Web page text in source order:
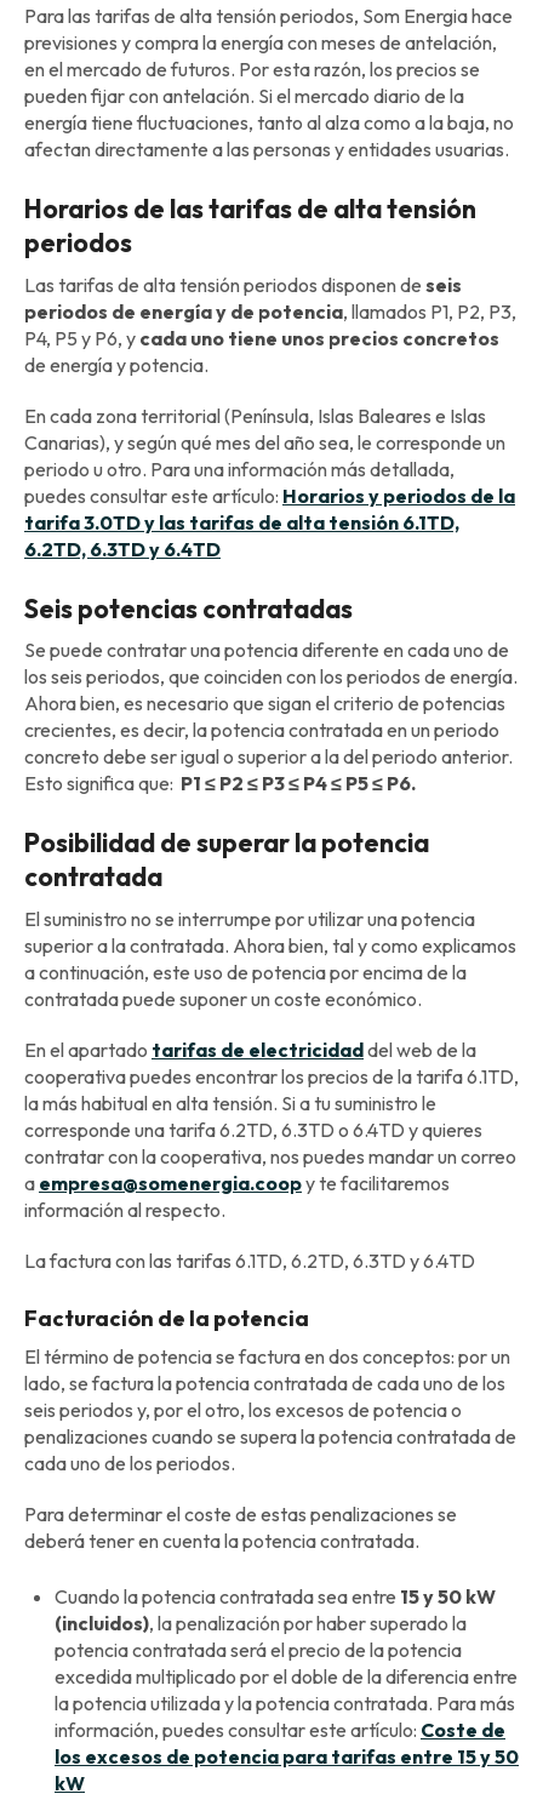
Para las tarifas de alta tensión periodos, Som Energia hace
previsiones y compra la energía con meses de antelación,
en el mercado de futuros. Por esta razón, los precios se
pueden fijar con antelación. Si el mercado diario de la
energía tiene fluctuaciones, tanto al alza como a la baja, no
afectan directamente a las personas y entidades usuarias.
Horarios de las tarifas de alta tensión
periodos
Las tarifas de alta tensión periodos disponen de seis
periodos de energía y de potencia, llamados P1, P2, P3,
P4, P5 y P6, y cada uno tiene unos precios concretos
de energía y potencia.
En cada zona territorial (Península, Islas Baleares e Islas
Canarias), y según qué mes del año sea, le corresponde un
periodo u otro. Para una información más detallada,
puedes consultar este artículo: Horarios y periodos de la
tarifa 3.0TD y las tarifas de alta tensión 6.1TD,
6.2TD, 6.3TD y 6.4TD
Seis potencias contratadas
Se puede contratar una potencia diferente en cada uno de
los seis periodos, que coinciden con los periodos de energía.
Ahora bien, es necesario que sigan el criterio de potencias
crecientes, es decir, la potencia contratada en un periodo
concreto debe ser igual o superior a la del periodo anterior.
Esto significa que: P1 ≤ P2 ≤ P3 ≤ P4 ≤ P5 ≤ P6.
Posibilidad de superar la potencia
contratada
El suministro no se interrumpe por utilizar una potencia
superior a la contratada. Ahora bien, tal y como explicamos
a continuación, este uso de potencia por encima de la
contratada puede suponer un coste económico.
En el apartado tarifas de electricidaddel web de la
cooperativa puedes encontrar los precios de la tarifa 6.1TD,
la más habitual en alta tensión. Si a tu suministro le
corresponde una tarifa 6.2TD, 6.3TD o 6.4TD y quieres
contratar con la cooperativa, nos puedes mandar un correo
a empresa@somenergia.coopy te facilitaremos
información al respecto.
La factura con las tarifas 6.1TD, 6.2TD, 6.3TD y 6.4TD
Facturación de la potencia
El término de potencia se factura en dos conceptos: por un
lado, se factura la potencia contratada de cada uno de los
seis periodos y, por el otro, los excesos de potencia o
penalizaciones cuando se supera la potencia contratada de
cada uno de los periodos.
Para determinar el coste de estas penalizaciones se
deberá tener en cuenta la potencia contratada.
Cuando la potencia contratada sea entre 15 y 50 kW
(incluidos), la penalización por haber superado la
potencia contratada será el precio de la potencia
excedida multiplicado por el doble de la diferencia entre
la potencia utilizada y la potencia contratada. Para más
información, puedes consultar este artículo: Coste de
los excesos de potencia para tarifas entre 15 y 50
kW